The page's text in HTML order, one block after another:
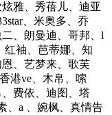
雅、秀蓓儿、迪亚
、米奥多、乔
、朗曼迪、哥邦、l
红袖、芭蒂娜、知
、艺梦来、歌芙
港ve、木帛、嗦
费依、迪图、塔
、a 、婉枫、真情告